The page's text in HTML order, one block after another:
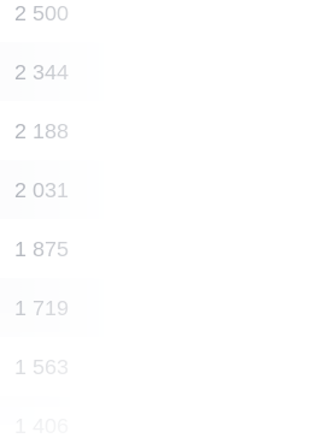
2 500
2 344
2 188
2 031
1 875
1 719
1 563